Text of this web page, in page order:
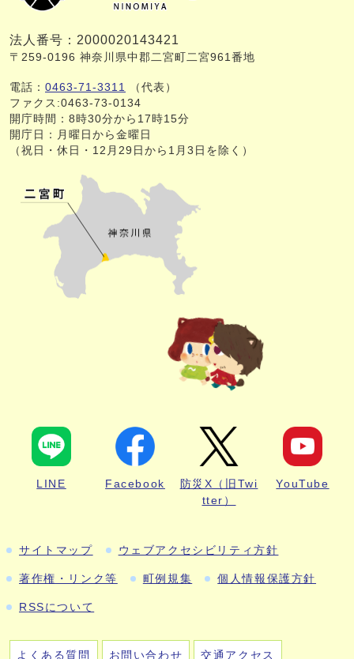
法人番号：2000020143421
〒259-0196 神奈川県中郡二宮町二宮961番地
電話： 0463-71-3311
（代表）
ファクス:0463-73-0134
開庁時間：8時30分から17時15分
開庁日：月曜日から金曜日
（祝日・休日・12月29日から1月3日を除く）
LINE Facebook
防災X（旧Twi
tter）
YouTube
サイトマップ ウェブアクセシビリティ方針
著作権・リンク等 町例規集 個人情報保護方針
RSSについて
よくある質問 お問い合わせ 交通アクセス